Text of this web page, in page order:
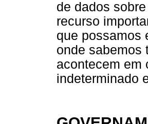
de dados
recurso
que possamos
onde sabemos
acontecem em
indeterminado